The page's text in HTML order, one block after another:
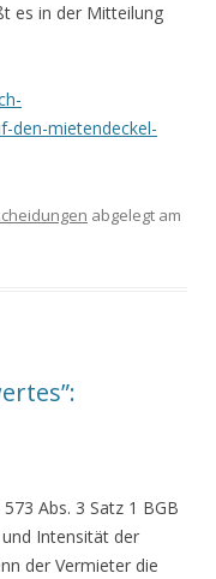
es in der Mitteilung
den-mietendeckel-
abgelegt am
Abs. 3 Satz 1 BGB
Intensität der
der Vermieter die